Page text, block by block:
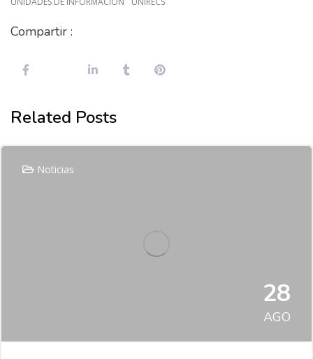
Compartir :
Related Posts
Noticias
28
AGO